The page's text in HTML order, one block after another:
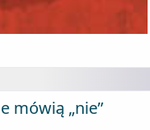
mówią „nie”